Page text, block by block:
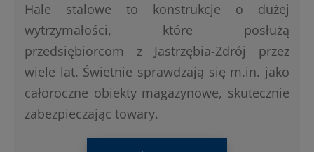
Hale stalowe to konstrukcje o dużej
wytrzymałości, które posłużą
przedsiębiorcom z Jastrzębia-Zdrój przez
wiele lat. Świetnie sprawdzają się m.in. jako
całoroczne obiekty magazynowe, skutecznie
zabezpieczając towary.